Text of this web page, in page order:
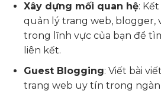
Xây dựng mối quan hệ:
quản lý trang web, blogger,
trong lĩnh vực của bạn để
liên kết.
Guest Blogging: Viết bài
trang web uy tín trong